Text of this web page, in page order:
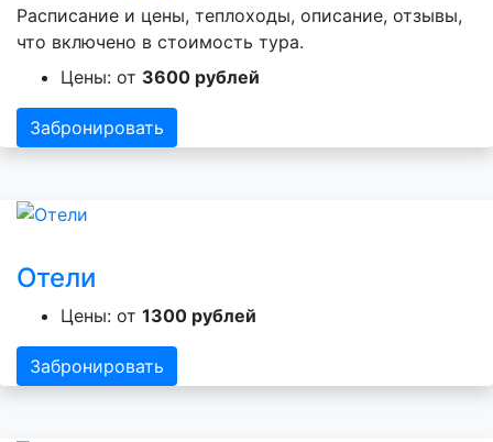
Расписание и цены, теплоходы, описание, отзывы,
что включено в стоимость тура.
Цены: от 3600 рублей
Забронировать
Отели
Цены: от 1300 рублей
Забронировать